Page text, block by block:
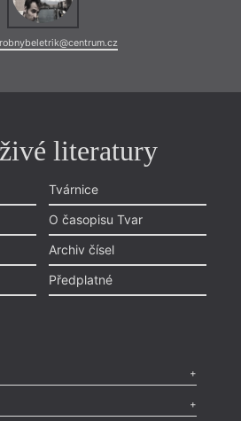
literatury
Tvárnice
O časopisu Tvar
Archiv čísel
Předplatné